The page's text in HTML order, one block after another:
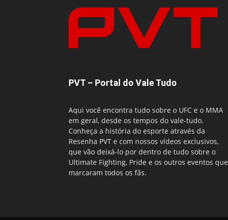
PVT – Portal do Vale Tudo
Aqui você encontra tudo sobre o UFC e o MMA
em geral, desde os tempos do vale-tudo.
Conheça a história do esporte através da
Resenha PVT e com nossos vídeos exclusivos,
que vão deixá-lo por dentro de tudo sobre o
Ultimate Fighting, Pride e os outros eventos que
marcaram todos os fãs.